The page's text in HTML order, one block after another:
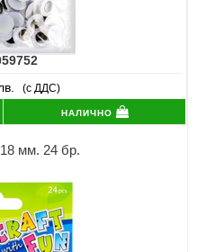
(с ДДС)
налично
мм. 24 бр.